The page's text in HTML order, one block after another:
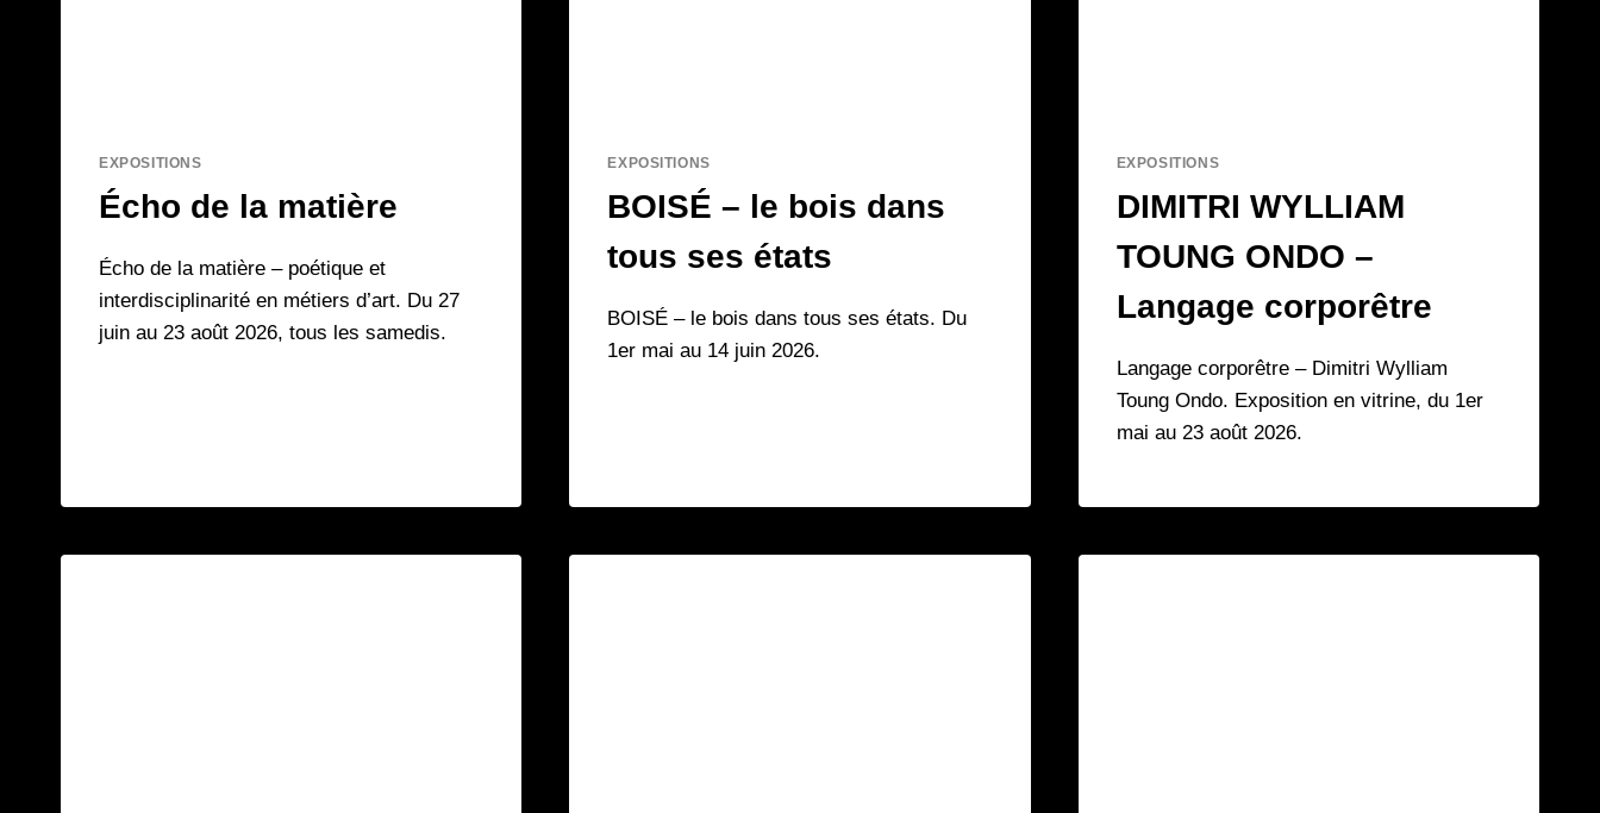
EXPOSITIONS
Écho de la matière
Écho de la matière – poétique et
interdisciplinarité en métiers d’art. Du 27
juin au 23 août 2026, tous les samedis.
EXPOSITIONS
BOISÉ – le bois dans
tous ses états
BOISÉ – le bois dans tous ses états. Du
1er mai au 14 juin 2026.
EXPOSITIONS
DIMITRI WYLLIAM
TOUNG ONDO –
Langage corporêtre
Langage corporêtre – Dimitri Wylliam
Toung Ondo. Exposition en vitrine, du 1er
mai au 23 août 2026.